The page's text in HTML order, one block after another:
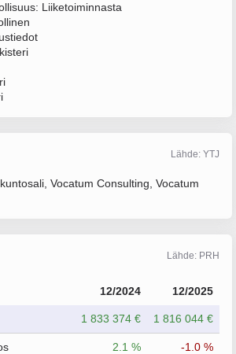
Liiketoiminnasta
Lähde: YTJ
Vocatum Consulting, Vocatum
Lähde: PRH
12/2024 12/2025
1 833 374 € 1 816 044 €
2.1 % -1.0 %